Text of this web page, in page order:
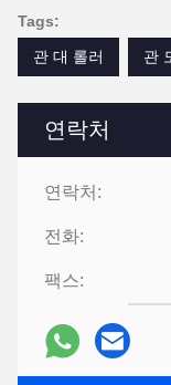
연락처
연락처:
전화:
팩스:
Tags:
관 대 롤러
관